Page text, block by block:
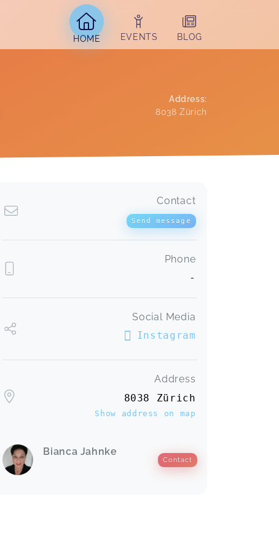
HOME
EVENTS BLOG
Address:
8038 Zürich
Contact
Send message
Phone
-
Social Media
Instagram
Address
8038 Zürich
Show address on map
Bianca Jahnke
Contact